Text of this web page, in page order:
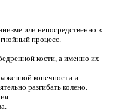
или непосредственно в
процесс.
кости, а именно их
конечности и
разгибать колено.